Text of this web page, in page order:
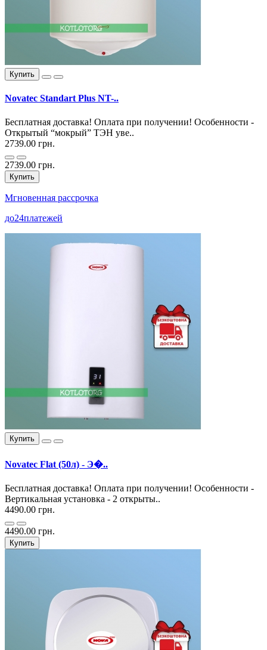
Купить
Novatec Standart Plus NT-..
Бесплатная доставка! Оплата при получении! Особенности -
Открытый “мокрый” ТЭН уве..
2739.00 грн.
2739.00 грн.
Купить
Мгновенная рассрочка
до24платежей
Купить
Novatec Flat (50л) - Э�..
Бесплатная доставка! Оплата при получении! Особенности -
Вертикальная установка - 2 открыты..
4490.00 грн.
4490.00 грн.
Купить